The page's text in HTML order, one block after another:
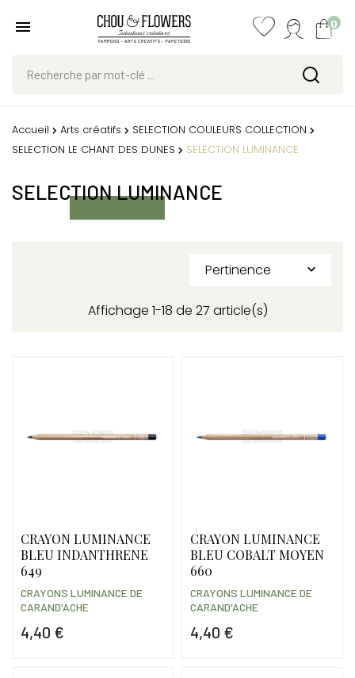
0
Accueil Arts créatifs
SELECTION COULEURS COLLECTION
SELECTION LE CHANT DES DUNES
SELECTION LUMINANCE
SELECTION LUMINANCE
Pertinence 
Affichage 1-18 de 27 article(s)
CRAYON LUMINANCE
BLEU INDANTHRENE
649
4,40 €
CRAYONS LUMINANCE DE
CARAND'ACHE
CRAYON LUMINANCE
BLEU COBALT MOYEN
660
4,40 €
CRAYONS LUMINANCE DE
CARAND'ACHE